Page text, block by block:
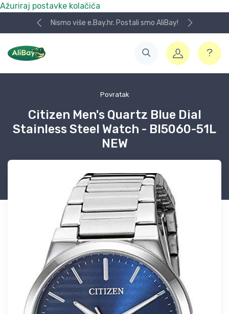
Ažuriraj postavke kolačića
Nismo više e.Bay.hr. Postali smo AliBay!
Povratak
Citizen Men's Quartz Blue Dial
Stainless Steel Watch - BI5060-51L
NEW